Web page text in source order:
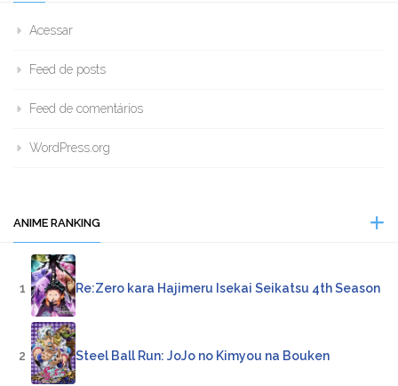
Acessar
Feed de posts
Feed de comentários
WordPress.org
ANIME RANKING
1 Re:Zero kara Hajimeru Isekai Seikatsu 4th Season
2 Steel Ball Run: JoJo no Kimyou na Bouken